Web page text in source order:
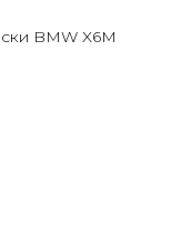
BMW X6M